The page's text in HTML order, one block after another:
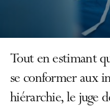
Tout en estimant
se conformer aux
hiérarchie, le juge